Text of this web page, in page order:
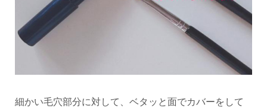
細かい毛穴部分に対して、ベタッと面でカバーをして